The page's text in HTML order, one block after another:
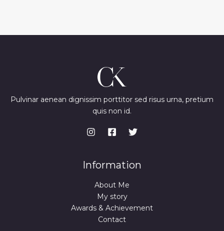
Pulvinar aenean dignissim porttitor sed risus urna, pretium
quis non id.
Information
About Me
My story
Awards & Achievement
Contact